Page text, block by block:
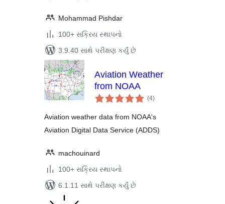
Mohammad Pishdar
100+ સક્રિય સ્થાપનો
3.9.40 સાથે પરીક્ષણ કર્યું છે
Aviation Weather
from NOAA
(4કુલ
રેટિંગ્સ
)
Aviation weather data from NOAA's
Aviation Digital Data Service (ADDS)
machouinard
100+ સક્રિય સ્થાપનો
6.1.11 સાથે પરીક્ષણ કર્યું છે